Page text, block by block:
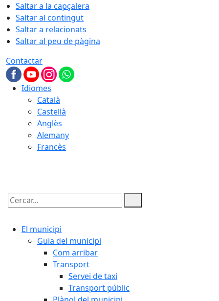
Saltar a la capçalera
Saltar al contingut
Saltar a relacionats
Saltar al peu de pàgina
Contactar
Idiomes
Català
Castellà
Anglès
Alemany
Francès
Cercar:
El municipi
Guia del municipi
Com arribar
Transport
Servei de taxi
Transport públic